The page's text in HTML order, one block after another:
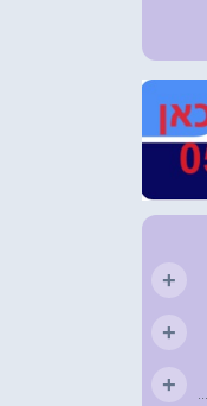
+
+
+